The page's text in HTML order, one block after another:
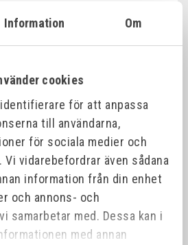
Information Om
cookies
för att anpassa
till användarna,
för sociala medier och
vidarebefordrar även sådana
information från din enhet
och annons- och
samarbetar med. Dessa kan i
med annan